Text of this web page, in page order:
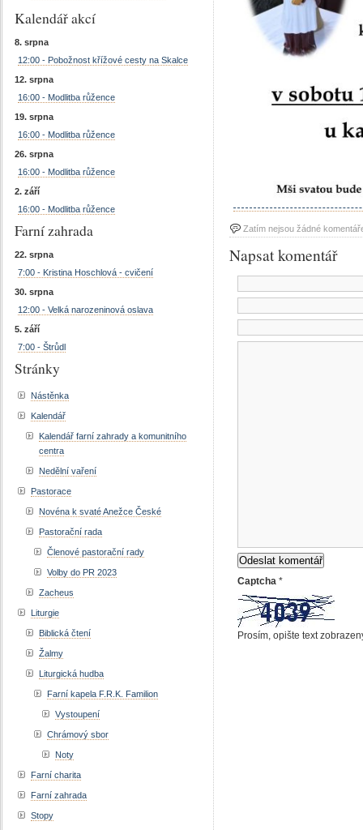
Zatím nejsou žádné
Napsat komentář
Captcha *
Prosím, opište text
Kalendář akcí
8. srpna
12:00 - Pobožnost křížové cesty na Skalce
12. srpna
16:00 - Modlitba růžence
19. srpna
16:00 - Modlitba růžence
26. srpna
16:00 - Modlitba růžence
2. září
16:00 - Modlitba růžence
Farní zahrada
22. srpna
7:00 - Kristina Hoschlová - cvičení
30. srpna
12:00 - Velká narozeninová oslava
5. září
7:00 - Štrůdl
Stránky
Nástěnka
Kalendář
Kalendář farní zahrady a komunitního
centra
Nedělní vaření
Pastorace
Novéna k svaté Anežce České
Pastorační rada
Členové pastorační rady
Volby do PR 2023
Zacheus
Liturgie
Biblická čtení
Žalmy
Liturgická hudba
Farní kapela F.R.K. Familion
Vystoupení
Chrámový sbor
Noty
Farní charita
Farní zahrada
Stopy